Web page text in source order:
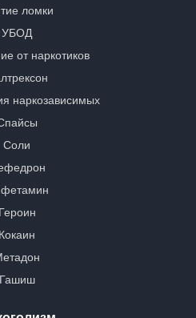
ломки
УБОД
от наркотиков
наркозависимых
Соли
Героин
Кокаин
Гашиш